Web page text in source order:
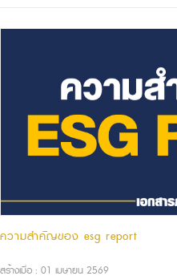
ความสำคัญของ esg report
สร้างเมื่อ : 01 เมษายน 2569